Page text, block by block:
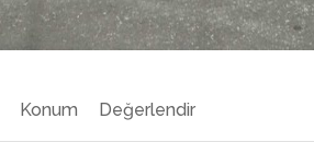
Konum Değerlendir